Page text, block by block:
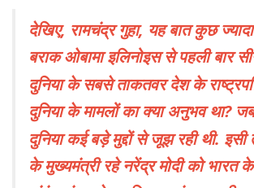
देखिए, रामचंद्र गुहा, यह बात कुछ ज्यादा
बराक ओबामा इलिनोइस से पहली बार
दुनिया के सबसे ताकतवर देश के
दुनिया के मामलों का क्या अनुभव था?
दुनिया कई बड़े मुद्दों से जूझ रही थी.
के मुख्यमंत्री रहे नरेंद्र मोदी को भारत